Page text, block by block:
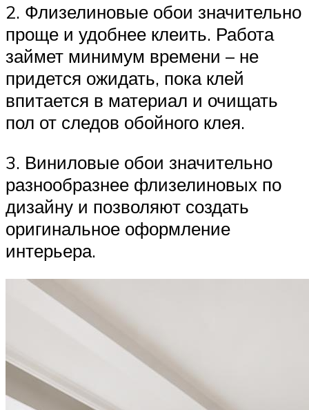
2. Флизелиновые обои значительно
проще и удобнее клеить. Работа
займет минимум времени – не
придется ожидать, пока клей
впитается в материал и очищать
пол от следов обойного клея.
3. Виниловые обои значительно
разнообразнее флизелиновых по
дизайну и позволяют создать
оригинальное оформление
интерьера.